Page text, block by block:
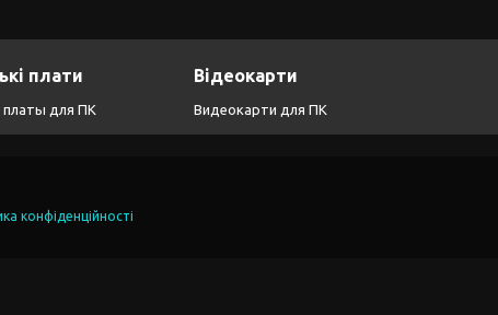
плати
платы для ПК
Відеокарти
Видеокарти для ПК
конфіденційності